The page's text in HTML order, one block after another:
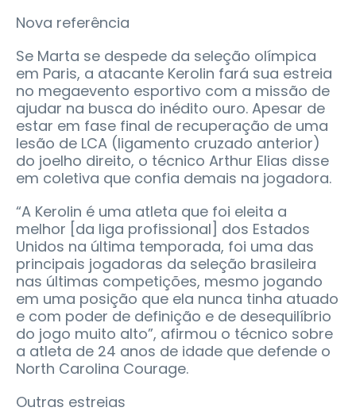
Nova referência
Se Marta se despede da seleção olímpica
em Paris, a atacante Kerolin fará sua estreia
no megaevento esportivo com a missão de
ajudar na busca do inédito ouro. Apesar de
estar em fase final de recuperação de uma
lesão de LCA (ligamento cruzado anterior)
do joelho direito, o técnico Arthur Elias disse
em coletiva que confia demais na jogadora.
“A Kerolin é uma atleta que foi eleita a
melhor [da liga profissional] dos Estados
Unidos na última temporada, foi uma das
principais jogadoras da seleção brasileira
nas últimas competições, mesmo jogando
em uma posição que ela nunca tinha atuado
e com poder de definição e de desequilíbrio
do jogo muito alto”, afirmou o técnico sobre
a atleta de 24 anos de idade que defende o
North Carolina Courage.
Outras estreias